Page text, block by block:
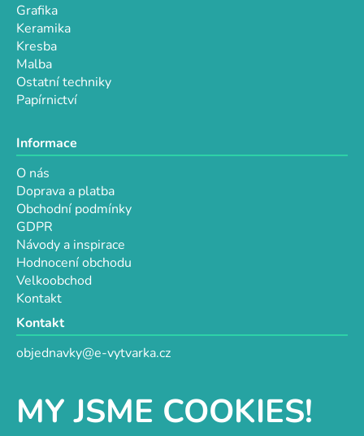
MY JSME COOKIES!
Grafika
Keramika
Kresba
Malba
Ostatní techniky
Papírnictví
Informace
O nás
Doprava a platba
Obchodní podmínky
GDPR
Návody a inspirace
Hodnocení obchodu
Velkoobchod
Kontakt
Kontakt
objednavky@e-vytvarka.cz
Facebook